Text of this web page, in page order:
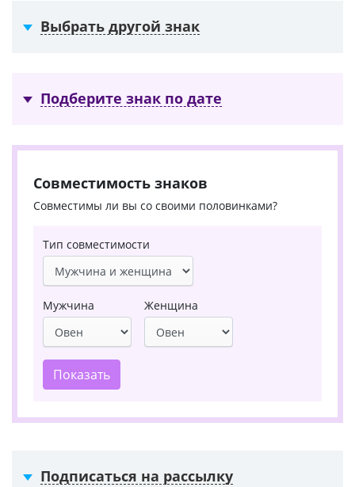
Выбрать другой знак
Подберите знак по дате
Совместимость знаков
Совместимы ли вы со своими половинками?
Тип совместимости
Мужчина Женщина
Показать
Подписаться на рассылку